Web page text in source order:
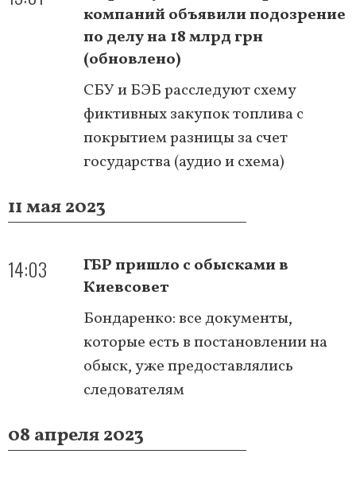
компаний объявили подозрение
по делу на 18 млрд грн
(обновлено)
СБУ и БЭБ расследуют схему
фиктивных закупок топлива с
покрытием разницы за счет
государства (аудио и схема)
11 мая 2023
14:03
ГБР пришло с обысками в
Киевсовет
Бондаренко: все документы,
которые есть в постановлении на
обыск, уже предоставлялись
следователям
08 апреля 2023